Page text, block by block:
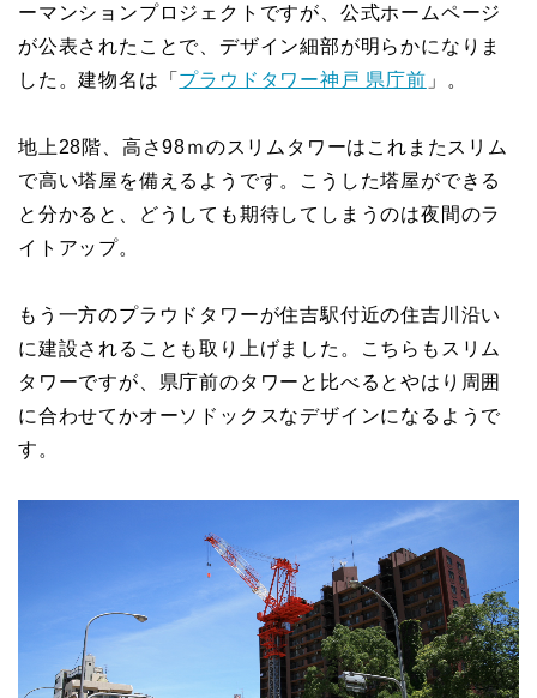
ーマンションプロジェクトですが、公式ホームページ
が公表されたことで、デザイン細部が明らかになりま
した。建物名は「 プラウドタワー神戸 県庁前 」。
地上28階、高さ98ｍのスリムタワーはこれまたスリム
で高い塔屋を備えるようです。こうした塔屋ができる
と分かると、どうしても期待してしまうのは夜間のラ
イトアップ。
もう一方のプラウドタワーが住吉駅付近の住吉川沿い
に建設されることも取り上げました。こちらもスリム
タワーですが、県庁前のタワーと比べるとやはり周囲
に合わせてかオーソドックスなデザインになるようで
す。